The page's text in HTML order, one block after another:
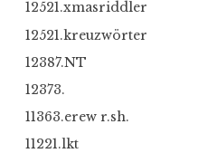
12521.xmasriddler
12521.kreuzwörter
12387.NT
12373.
11363.erew r.sh.
11221.lkt